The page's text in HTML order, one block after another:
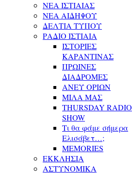
ΝΕΑ ΙΣΤΙΑΙΑΣ
ΝΕΑ ΑΙΔΗΨΟΥ
ΔΕΛΤΙΑ ΤΥΠΟΥ
ΡΑΔΙΟ ΙΣΤΙΑΙΑ
ΙΣΤΟΡΙΕΣ
ΚΑΡΑΝΤΙΝΑΣ
ΠΡΩΙΝΕΣ
ΔΙΑΔΡΟΜΕΣ
ΑΝΕΥ ΟΡΙΩΝ
ΜΙΛΑ ΜΑΣ
THURSDAY RADIO
SHOW
Τι θα φάμε σήμερα
Ελισάβετ…;
MEMORIES
ΕΚΚΛΗΣΙΑ
ΑΣΤΥΝΟΜΙΚΑ